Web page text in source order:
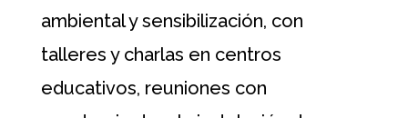
ambiental y sensibilización, con
talleres y charlas en centros
educativos, reuniones con